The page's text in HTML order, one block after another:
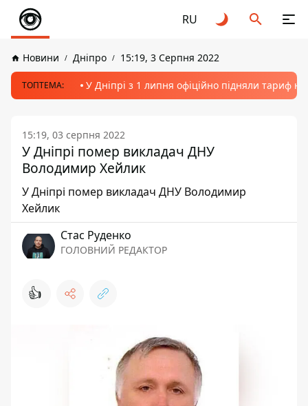
RU
Новини Дніпро 15:19, 3 Серпня 2022
ТОПТЕМА: У Дніпрі з 1 липня офіційно підняли тариф
15:19, 03 серпня 2022
У Дніпрі помер викладач ДНУ
Володимир Хейлик
У Дніпрі помер викладач ДНУ Володимир
Хейлик
Стас Руденко
ГОЛОВНИЙ РЕДАКТОР
👍